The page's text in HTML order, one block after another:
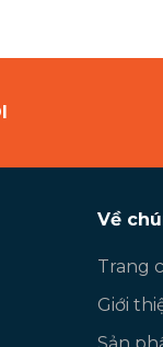
Về
Trang
Giới